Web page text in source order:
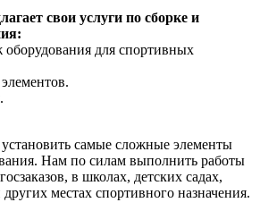
свои услуги по сборке и
для спортивных
самые сложные элементы
Нам по силам выполнить работы
в школах, детских садах,
местах спортивного назначения.